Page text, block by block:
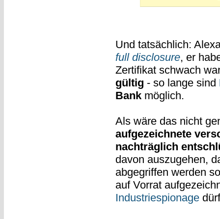
Und tatsächlich:
full disclosure, er
Zertifikat schwach
gültig - so lange sind
Bankmöglich.
Als wäre das nicht
aufgezeichnete
nachträglich
davon auszugehen,
abgegriffen werden
auf Vorrat
Industriespionage